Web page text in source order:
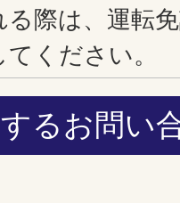
る際は、運転
ください。
るお問い